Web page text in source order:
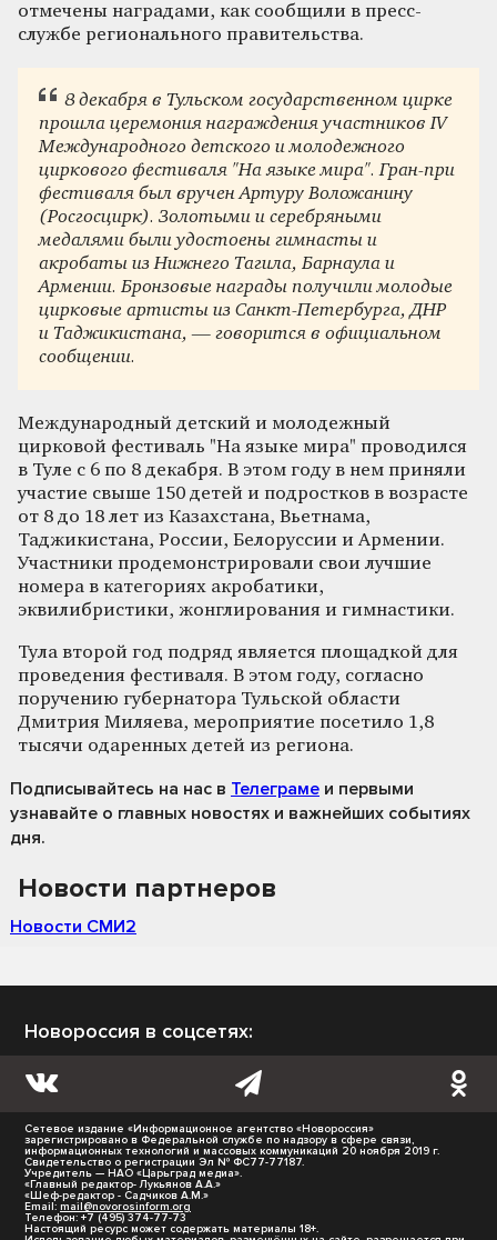
отмечены наградами, как сообщили в пресс-
службе регионального правительства.
8 декабря в Тульском государственном цирке
прошла церемония награждения участников IV
Международного детского и молодежного
циркового фестиваля "На языке мира". Гран-при
фестиваля был вручен Артуру Воложанину
(Росгосцирк). Золотыми и серебряными
медалями были удостоены гимнасты и
акробаты из Нижнего Тагила, Барнаула и
Армении. Бронзовые награды получили молодые
цирковые артисты из Санкт-Петербурга, ДНР
и Таджикистана, — говорится в официальном
сообщении.
Международный детский и молодежный
цирковой фестиваль "На языке мира" проводился
в Туле с 6 по 8 декабря. В этом году в нем приняли
участие свыше 150 детей и подростков в возрасте
от 8 до 18 лет из Казахстана, Вьетнама,
Таджикистана, России, Белоруссии и Армении.
Участники продемонстрировали свои лучшие
номера в категориях акробатики,
эквилибристики, жонглирования и гимнастики.
Тула второй год подряд является площадкой для
проведения фестиваля. В этом году, согласно
поручению губернатора Тульской области
Дмитрия Миляева, мероприятие посетило 1,8
тысячи одаренных детей из региона.
Подписывайтесь на нас в Телеграме и первыми
узнавайте о главных новостях и важнейших событиях
дня.
Новости партнеров
Новости СМИ2
Новороссия в соцсетях:
Сетевое издание «Информационное агентство «Новороссия»
зарегистрировано в Федеральной службе по надзору в сфере связи,
информационных технологий и массовых коммуникаций 20 ноября 2019 г.
Свидетельство о регистрации Эл № ФС77-77187.
Учредитель — НАО «Царьград медиа».
«Главный редактор- Лукьянов А.А.»
«Шеф-редактор - Садчиков А.М.»
Email: mail@novorosinform.org
Телефон: +7 (495) 374-77-73
Настоящий ресурс может содержать материалы 18+.